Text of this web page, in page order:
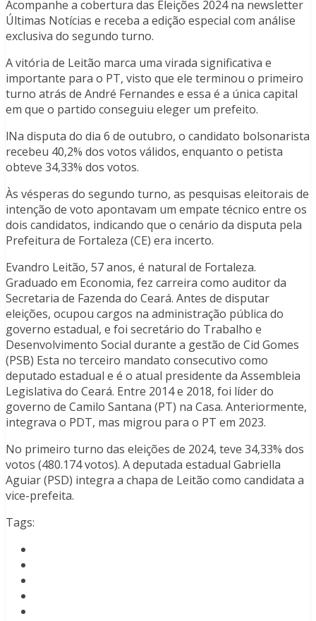
Acompanhe a cobertura das Eleições 2024 na newsletter
Últimas Notícias e receba a edição especial com análise
exclusiva do segundo turno.
A vitória de Leitão marca uma virada significativa e
importante para o PT, visto que ele terminou o primeiro
turno atrás de André Fernandes e essa é a única capital
em que o partido conseguiu eleger um prefeito.
lNa disputa do dia 6 de outubro, o candidato bolsonarista
recebeu 40,2% dos votos válidos, enquanto o petista
obteve 34,33% dos votos.
Às vésperas do segundo turno, as pesquisas eleitorais de
intenção de voto apontavam um empate técnico entre os
dois candidatos, indicando que o cenário da disputa pela
Prefeitura de Fortaleza (CE) era incerto.
Evandro Leitão, 57 anos, é natural de Fortaleza.
Graduado em Economia, fez carreira como auditor da
Secretaria de Fazenda do Ceará. Antes de disputar
eleições, ocupou cargos na administração pública do
governo estadual, e foi secretário do Trabalho e
Desenvolvimento Social durante a gestão de Cid Gomes
(PSB) Esta no terceiro mandato consecutivo como
deputado estadual e é o atual presidente da Assembleia
Legislativa do Ceará. Entre 2014 e 2018, foi líder do
governo de Camilo Santana (PT) na Casa. Anteriormente,
integrava o PDT, mas migrou para o PT em 2023.
No primeiro turno das eleições de 2024, teve 34,33% dos
votos (480.174 votos). A deputada estadual Gabriella
Aguiar (PSD) integra a chapa de Leitão como candidata a
vice-prefeita.
Tags: